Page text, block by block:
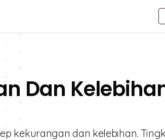
Dan
kekurangan dan kelebihan.